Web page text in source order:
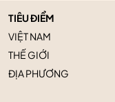
TIÊU ĐIỂM
VIỆT NAM
THẾ GIỚI
ĐỊA PHƯƠNG